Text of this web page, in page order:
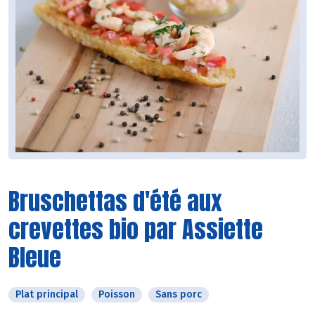
Bruschettas d'été aux
crevettes bio par Assiette
Bleue
Plat principal Poisson Sans porc